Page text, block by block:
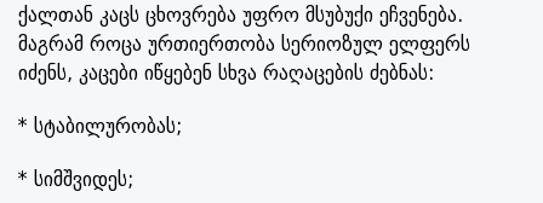
ქალთან კაცს ცხოვრება უფრო მსუბუქი ეჩვენება.
მაგრამ როცა ურთიერთობა სერიოზულ ელფერს
იძენს, კაცები იწყებენ სხვა რაღაცების ძებნას:
* სტაბილურობას;
* სიმშვიდეს;